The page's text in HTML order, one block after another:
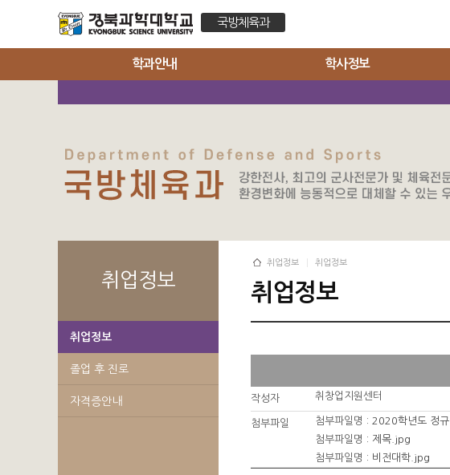
국방체육과
학과안내 학사정보
취업정보
취업정보
졸업 후 진로
자격증안내
취업정보 취업정보
취업정보
작성자 취창업지원센터
첨부파일 첨부파일명 : 2020학년도 정
첨부파일명 : 제목.jpg
첨부파일명 : 비전대학.jpg